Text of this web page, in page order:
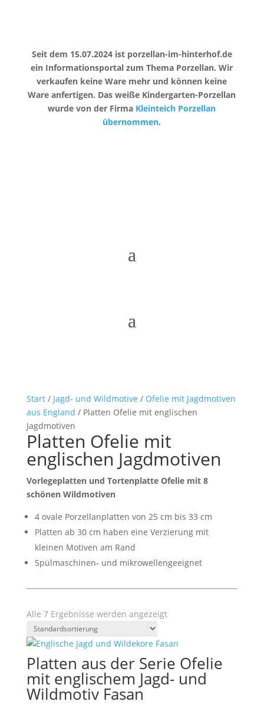
Seit dem 15.07.2024 ist porzellan-im-hinterhof.de
ein Informationsportal zum Thema Porzellan. Wir
verkaufen keine Ware mehr und können keine
Ware anfertigen. Das weiße Kindergarten-Porzellan
wurde von der Firma Kleinteich Porzellan
übernommen.
Start/ Jagd- und Wildmotive / Ofelie mit Jagdmotiven
aus England / Platten Ofelie mit englischen
Jagdmotiven
Platten Ofelie mit
englischen Jagdmotiven
Vorlegeplatten und Tortenplatte Ofelie mit 8
schönen Wildmotiven
4 ovale Porzellanplatten von 25 cm bis 33 cm
Platten ab 30 cm haben eine Verzierung mit
kleinen Motiven am Rand
Spülmaschinen- und mikrowellengeeignet
Alle 7 Ergebnisse werden angezeigt
Platten aus der Serie Ofelie
mit englischem Jagd- und
Wildmotiv Fasan